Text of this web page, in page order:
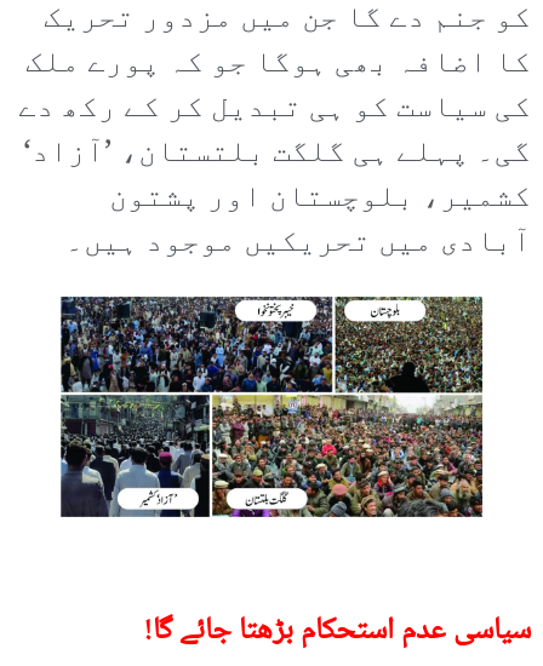
کو جنم دے گا جن میں مزدور تحریک
کا اضافہ بھی ہوگا جو کہ پورے ملک
کی سیاست کو ہی تبدیل کر کے رکھ دے
گی۔ پہلے ہی گلگت بلتستان، ’آزاد‘
کشمیر، بلوچستان اور پشتون
آبادی میں تحریکیں موجود ہیں۔
سیاسی عدم استحکام بڑھتا جائے گا!